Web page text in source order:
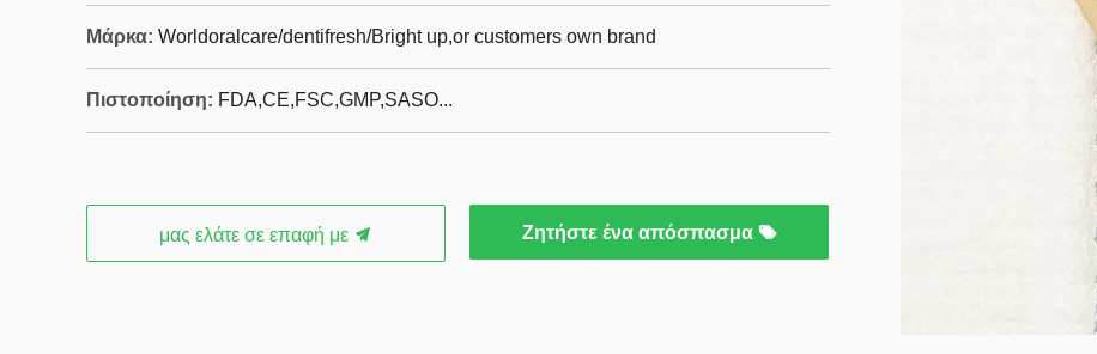
Μάρκα: Worldoralcare/dentifresh/Bright up,or customers own brand
Πιστοποίηση: FDA,CE,FSC,GMP,SASO...
μας ελάτε σε επαφή με Ζητήστε ένα απόσπασμα